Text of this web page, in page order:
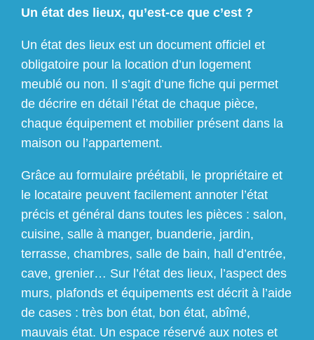
Un état des lieux, qu’est-ce que c’est ?
Un état des lieux est un document officiel et
obligatoire pour la location d’un logement
meublé ou non. Il s’agit d’une fiche qui permet
de décrire en détail l’état de chaque pièce,
chaque équipement et mobilier présent dans la
maison ou l’appartement.
Grâce au formulaire préétabli, le propriétaire et
le locataire peuvent facilement annoter l’état
précis et général dans toutes les pièces : salon,
cuisine, salle à manger, buanderie, jardin,
terrasse, chambres, salle de bain, hall d’entrée,
cave, grenier… Sur l’état des lieux, l’aspect des
murs, plafonds et équipements est décrit à l’aide
de cases : très bon état, bon état, abîmé,
mauvais état. Un espace réservé aux notes et